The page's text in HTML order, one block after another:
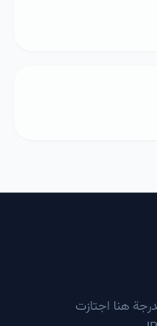
هنا اجتازت